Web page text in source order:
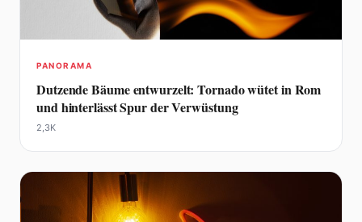
PANORAMA
Dutzende Bäume entwurzelt: Tornado wütet in Rom
und hinterlässt Spur der Verwüstung
2,3K